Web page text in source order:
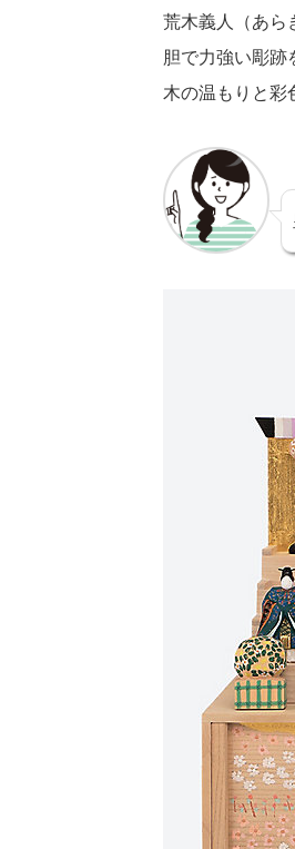
荒木義人（あら
胆で力強い彫跡
木の温もりと彩